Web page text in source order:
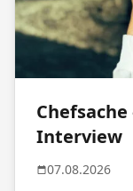
Interview
07.08.2026